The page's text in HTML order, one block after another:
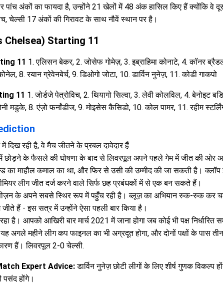
अंकों का फायदा है, उन्होंने 21 खेलों में 48 अंक हासिल किए हैं क्योंकि वे
चेल्सी 17 अंकों की गिरावट के साथ नौवें स्थान पर है।
Chelsea) Starting 11
11 1. एलिसन बेकर, 2. जोसेफ गोमेज़, 3. इब्राहिमा कोनाटे, 4. कॉनर
8. रयान ग्रेवेनबेर्च, 9. डिओगो जोटा, 10. डार्विन नुनेज़, 11. कोडी गाकपो
11 1. जोर्डजे पेत्रोविच, 2. थियागो सिल्वा, 3. लेवी कोलविल, 4. बेनोइट
मडुके, 8. एंज़ो फर्नांडीज, 9. मोइसेस कैसिडो, 10. कोल पामर, 11. रहीम
दिख रही है, वे मैच जीतने के प्रबल दावेदार हैं
में छोड़ने के फैसले की घोषणा के बाद से लिवरपूल अपने पहले गेम में जीत की ओर
का माहौल कमाल का था, और फिर से उसी की उम्मीद की जा सकती है। क्लॉप
लीग जीत दर्ज करने वाले सिर्फ छह प्रबंधकों में से एक बन सकते हैं।
के अपने सबसे स्थिर रूप में पहुँच रही है। ब्लूज़ का अभियान रुक-रुक कर
हैं - इस सत्र में उन्होंने ऐसा पहली बार किया है।
है। आपको आखिरी बार मार्च 2021 में जाना होगा जब कोई भी पक्ष निर्धारित
अगले महीने लीग कप फाइनल का भी अग्रदूत होगा, और दोनों पक्षों के पास
हैं। लिवरपूल 2-0 चेल्सी.
Expert Advice:डार्विन नुनेज़ छोटी लीगों के लिए शीर्ष गुणक विकल्प
पसंद होंगे।